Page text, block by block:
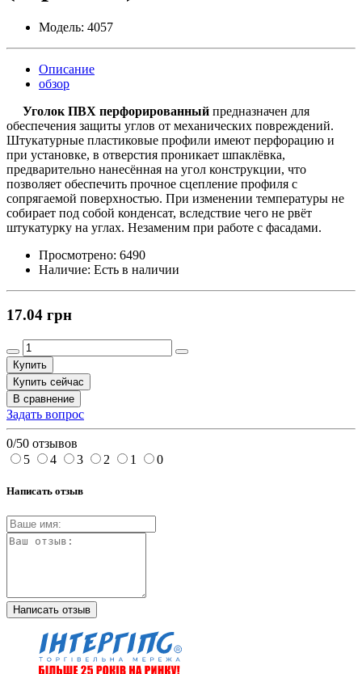
Модель: 4057
Описание
обзор
Уголок ПВХ перфорированный предназначен для
обеспечения защиты углов от механических повреждений.
Штукатурные пластиковые профили имеют перфорацию и
при установке, в отверстия проникает шпаклёвка,
предварительно нанесённая на угол конструкции, что
позволяет обеспечить прочное сцепление профиля с
сопрягаемой поверхностью. При изменении температуры не
собирает под собой конденсат, вследствие чего не рвёт
штукатурку на углах. Незаменим при работе с фасадами.
Просмотрено: 6490
Наличие: Есть в наличии
17.04 грн
Купить
Купить сейчас
В сравнение
Задать вопрос
0/50 отзывов
5
4 3 2 1 0
Написать отзыв
Написать отзыв